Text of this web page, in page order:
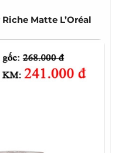
Matte L’Oréal